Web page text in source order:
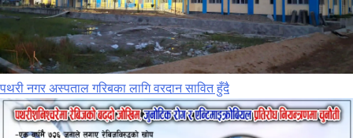
पथरी नगर अस्पताल गरिबका लागि वरदान सावित हुँदै